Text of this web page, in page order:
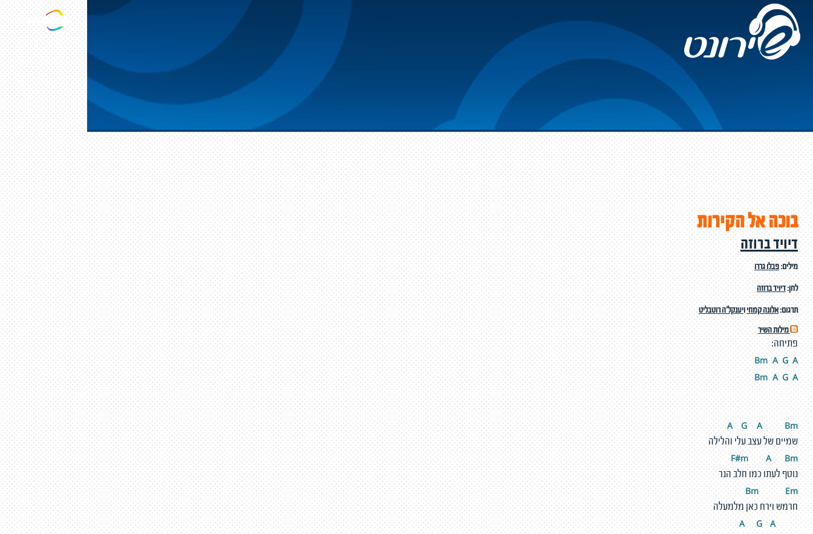
בוכה אל הקירות
דיויד ברוזה
מילים:פבלו גררו
לחן:דיויד ברוזה
תרגום:אלונה קמחיויענקל'ה רוטבליט
מילות השיר
פתיחה:
Bm A G A
Bm A G A
A G A Bm
שמיים של עצב עלי והלילה
F#m A Bm
נוטף לעתו כמו חלב הנר
Bm Em
חרמש וירח כאן מלמעלה
A
G A